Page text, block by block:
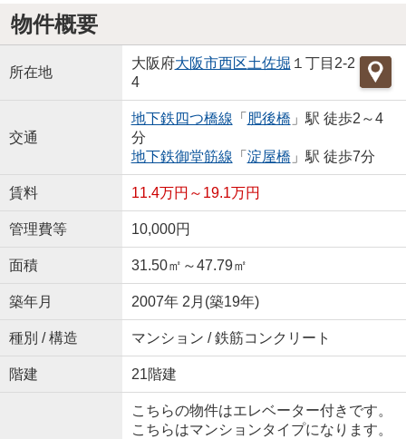
物件概要
所在地
大阪府大阪市西区土佐堀 １丁目2-2
4
交通
地下鉄四つ橋線 「 肥後橋 」駅 徒歩2～4
分
地下鉄御堂筋線 「 淀屋橋 」駅 徒歩7分
賃料 11.4万円～19.1万円
管理費等 10,000円
面積 31.50㎡～47.79㎡
築年月 2007年 2月(築19年)
種別 / 構造 マンション / 鉄筋コンクリート
階建 21階建
こちらの物件はエレベーター付きです。
こちらはマンションタイプになります。